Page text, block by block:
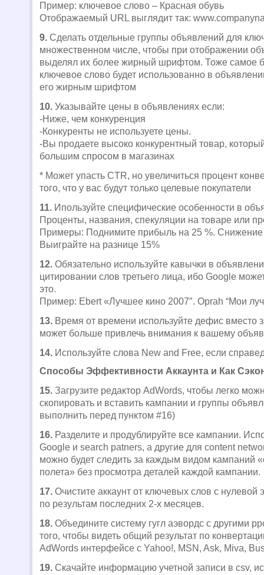
Пример: ключевое слово – Красная обувь
Отображаемый URL выглядит так:
9. Сделать отдельные группы объявлений для
множественном числе, чтобы при отображении
выделял их более жирный шрифтом. Тоже самое
ключевое слово будет использованно в
его жирным шрифтом
10. Указывайте цены в объявлениях если:
-Ниже, чем конкуренция
-Конкуренты не используете цены.
-Вы продаете высоко конкурентный товар,
большим спросом в магазинах
* Может упасть CTR, но увеличиться процент
того, что у вас будут только целевые покупатели
11. Ипользуйте специфические особенности в
Проценты, названия, спекуляции на товаре или
Примеры: Поднимите прибыль на 25 %. Снижение
Выиграйте на разнице 15%
12. Обязательно используйте кавычки в
цитировании слов третьего лица, ибо Google
это.
Пример: Ebert «Лучшее кино 2007″. Oprah “Мои
13. Время от времени используйте дефис вместо
может больше привлечь внимания к вашему
14. Используйте слова New and Free, если
Способы Эффективности Аккаунта и Как
15. Загрузите редактор AdWords, чтобы легко
скопировать и вставить кампании и группы
выполнить перед пунктом #16)
16. Разделите и продублируйте все кампании.
Google и search patners, а другие для content
можно будет следить за каждым видом кампаний
полета» без просмотра деталей каждой кампании.
17. Очистите аккаунт от ключевых слов с нулевой
по результам последних 2-х месяцев.
18. Объедините систему гугл аэвордс с другими
того, чтобы видеть общий результат по
AdWords интерфейсе с Yahoo!, MSN, Ask, Miva,
19. Скачайте информацию учетной записи в csv,